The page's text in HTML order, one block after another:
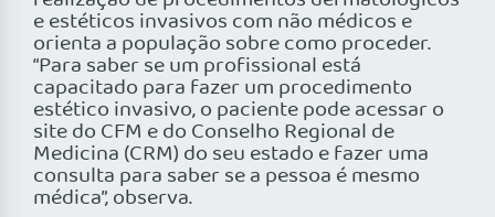
e estéticos invasivos com não médicos e
orienta a população sobre como proceder.
“Para saber se um profissional está
capacitado para fazer um procedimento
estético invasivo, o paciente pode acessar o
site do CFM e do Conselho Regional de
Medicina (CRM) do seu estado e fazer uma
consulta para saber se a pessoa é mesmo
médica”, observa.